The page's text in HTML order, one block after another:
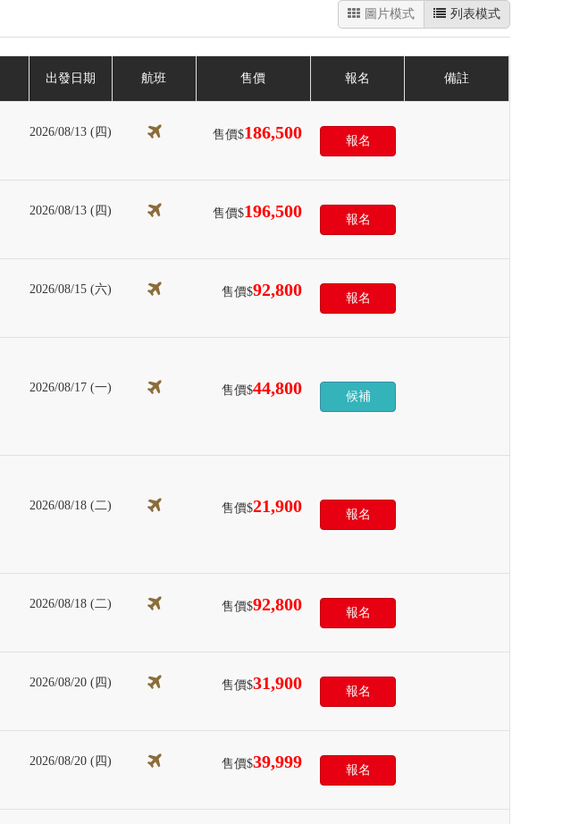
圖片模式 列表模式
出發日期 航班 售價 報名 備註
2026/08/13 (四) 售價$186,500 報名
2026/08/13 (四) 售價$196,500 報名
2026/08/15 (六) 售價$92,800 報名
2026/08/17 (一) 售價$44,800 候補
2026/08/18 (二) 售價$21,900 報名
2026/08/18 (二) 售價$92,800 報名
2026/08/20 (四) 售價$31,900 報名
2026/08/20 (四) 售價$39,999 報名